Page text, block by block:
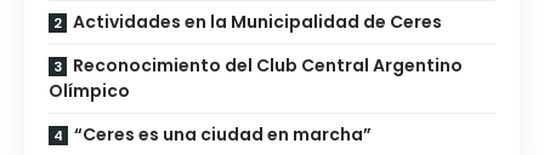
Actividades en la Municipalidad de Ceres
Reconocimiento del Club Central Argentino
Olímpico
“Ceres es una ciudad en marcha”